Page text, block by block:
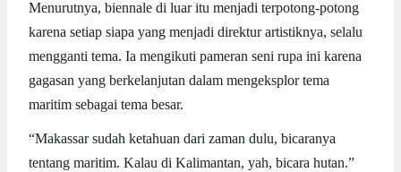
Menurutnya, biennale di luar itu menjadi terpotong-potong
karena setiap siapa yang menjadi direktur artistiknya, selalu
mengganti tema. Ia mengikuti pameran seni rupa ini karena
gagasan yang berkelanjutan dalam mengeksplor tema
maritim sebagai tema besar.
“Makassar sudah ketahuan dari zaman dulu, bicaranya
tentang maritim. Kalau di Kalimantan, yah, bicara hutan.”